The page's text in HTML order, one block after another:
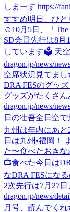
しまーす https://
すすめ明日、ひと
☺️ 10月5日、「
SD会員先行は8月
しています🗳️ 天空
dragon.jp/news/
空席状況見てまし
DRA FESのグッ
グッズがたくさん
dragon.jp/news/
日の壮吾全日空で
九州は年内にあと
日は九州•福岡！
た〜食べたおきな
📺食べた今日は
なDRA FESにな
2次先行は7月27日
dragon.jp/news/
月号、読んでくれ